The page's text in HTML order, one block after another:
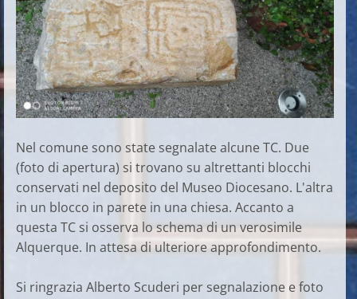
Nel comune sono state segnalate alcune TC. Due
(foto di apertura) si trovano su altrettanti blocchi
conservati nel deposito del Museo Diocesano. L'altra
in un blocco in parete in una chiesa. Accanto a
questa TC si osserva lo schema di un verosimile
Alquerque. In attesa di ulteriore approfondimento.
Si ringrazia Alberto Scuderi per segnalazione e foto